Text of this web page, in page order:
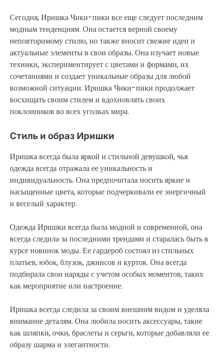
Сегодня, Иришка Чики-пики все еще следует последним
модным тенденциям. Она остается верной своему
неповторимому стилю, но также вносит свежие идеи и
актуальные элементы в свои образы. Она изучает новые
техники, экспериментирует с цветами и формами, их
сочетаниями и создает уникальные образы для любой
возможной ситуации. Иришка Чики-пики продолжает
восхищать своим стилем и вдохновлять своих
поклонников во всех уголках мира.
Стиль и образ Иришки
Иришка всегда была яркой и стильной девушкой, чья
одежда всегда отражала ее уникальность и
индивидуальность. Она предпочитала носить яркие и
насыщенные цвета, которые подчеркивали ее энергичный
и веселый характер.
Одежда Иришки всегда была модной и современной, она
всегда следила за последними трендами и старалась быть в
курсе новинок моды. Ее гардероб состоял из стильных
платьев, юбок, блузок, джинсов и курток. Она всегда
подбирала свои наряды с учетом особых моментов, таких
как мероприятие или настроение.
Иришка всегда следила за своим внешним видом и уделяла
внимание деталям. Она любила носить аксессуары, такие
как шляпки, очки, браслеты и серьги, которые добавляли ее
образу шарма и элегантности.